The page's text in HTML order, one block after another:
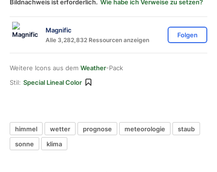
Bildnachweis ist erforderlich. Wie habe ich Verweise zu setzen?
Magnific
Alle 3,282,832 Ressourcen anzeigen
Folgen
Weitere Icons aus dem Weather-Pack
Stil: Special Lineal Color
himmel wetter prognose meteorologie
staub
sonne
klima